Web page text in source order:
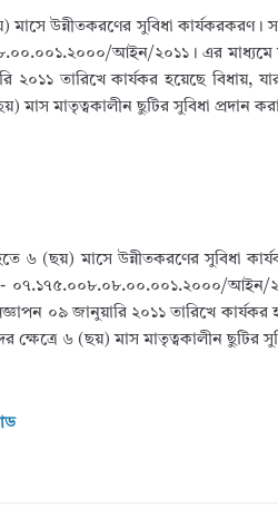
মাসে উন্নীতকরণের সুবিধা
আইন/২০১১। এর মাধ্যমে
তারিখে কার্যকর হয়েছে বিধায়,
মাতৃত্বকালীন ছুটির সুবিধা প্রদান
৬ (ছয়) মাসে উন্নীতকরণের সুবিধা
০৭.১৭৫.০০৮.০৮.০০.০০১.২০০০/আইন/
০৯ জানুয়ারি ২০১১ তারিখে কার্যকর
ক্ষেত্রে ৬ (ছয়) মাস মাতৃত্বকালীন ছুটির